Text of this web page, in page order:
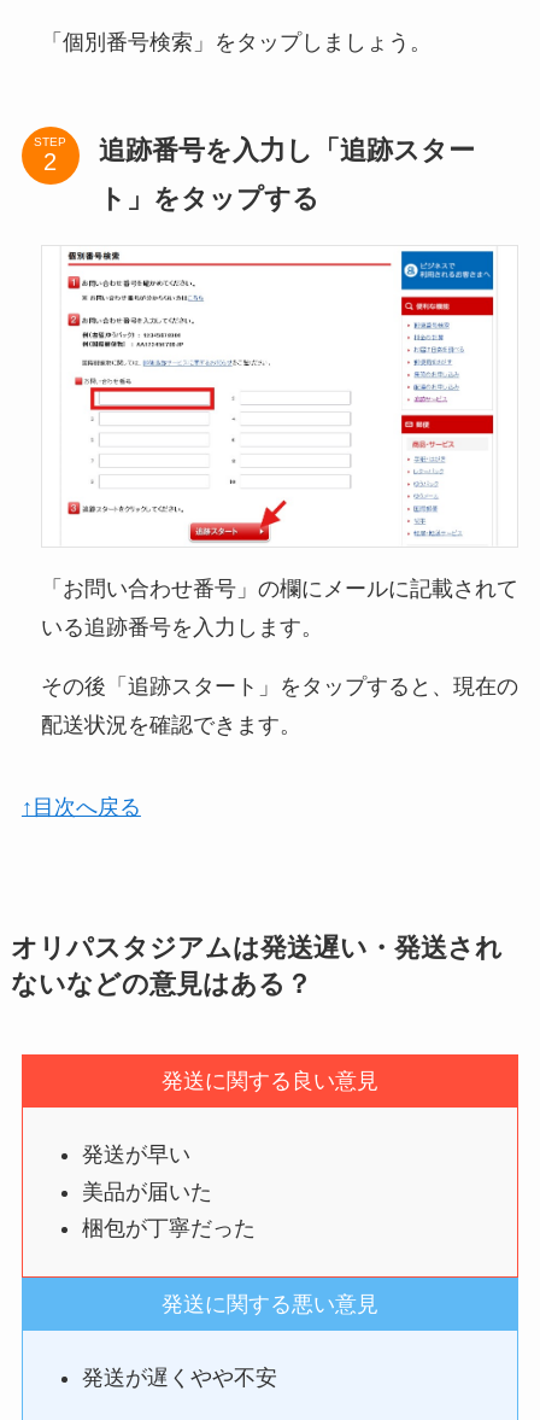
「個別番号検索」をタップしましょう。
STEP
追跡番号を入力し「追跡スター
ト」をタップする
「お問い合わせ番号」の欄にメールに記載されて
いる追跡番号を入力します。
その後「追跡スタート」をタップすると、現在の
配送状況を確認できます。
↑目次へ戻る
オリパスタジアムは発送遅い・発送され
ないなどの意見はある？
発送に関する良い意見
発送が早い
美品が届いた
梱包が丁寧だった
発送に関する悪い意見
発送が遅くやや不安